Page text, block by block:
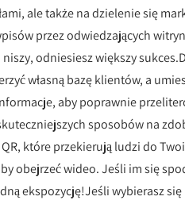
ale także na dzielenie się
przez odwiedzających
odniesiesz większy
własną bazę klientów, a
aby poprawnie
sposobów na
które przekierują ludzi do
obejrzeć wideo. Jeśli im się
ekspozycję!Jeśli wybierasz